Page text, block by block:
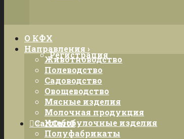
Регистрация
CartCart0
О КФХ
Направления ›
Животноводство
Полеводство
Садоводство
Овощеводство
Мясные изделия
Молочная продукция
Хлебобулочные изделия
Полуфабрикаты